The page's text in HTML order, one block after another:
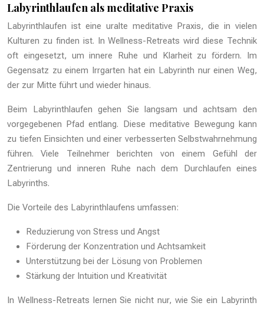
Labyrinthlaufen als meditative Praxis
Labyrinthlaufen ist eine uralte meditative Praxis, die in vielen
Kulturen zu finden ist. In Wellness-Retreats wird diese Technik
oft eingesetzt, um innere Ruhe und Klarheit zu fördern. Im
Gegensatz zu einem Irrgarten hat ein Labyrinth nur einen Weg,
der zur Mitte führt und wieder hinaus.
Beim Labyrinthlaufen gehen Sie langsam und achtsam den
vorgegebenen Pfad entlang. Diese meditative Bewegung kann
zu tiefen Einsichten und einer verbesserten Selbstwahrnehmung
führen. Viele Teilnehmer berichten von einem Gefühl der
Zentrierung und inneren Ruhe nach dem Durchlaufen eines
Labyrinths.
Die Vorteile des Labyrinthlaufens umfassen:
Reduzierung von Stress und Angst
Förderung der Konzentration und Achtsamkeit
Unterstützung bei der Lösung von Problemen
Stärkung der Intuition und Kreativität
In Wellness-Retreats lernen Sie nicht nur, wie Sie ein Labyrinth